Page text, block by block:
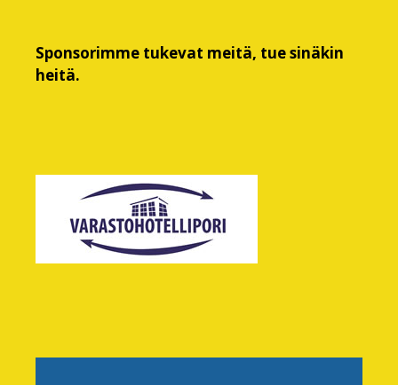
Sponsorimme tukevat meitä, tue sinäkin
heitä.